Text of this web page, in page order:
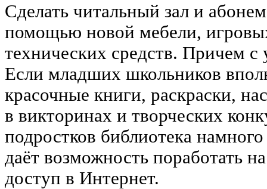
Сделать читальный зал и
помощью новой мебели,
технических средств. Причем с
Если младших школьников
красочные книги, раскраски,
в викторинах и творческих
подростков библиотека
даёт возможность поработать
доступ в Интернет.